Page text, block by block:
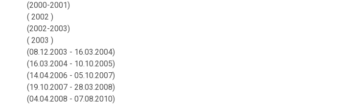
(2000-2001)
( 2002 )
(2002-2003)
( 2003 )
(08.12.2003 - 16.03.2004)
(16.03.2004 - 10.10.2005)
(14.04.2006 - 05.10.2007)
(19.10.2007 - 28.03.2008)
(04.04.2008 - 07.08.2010)